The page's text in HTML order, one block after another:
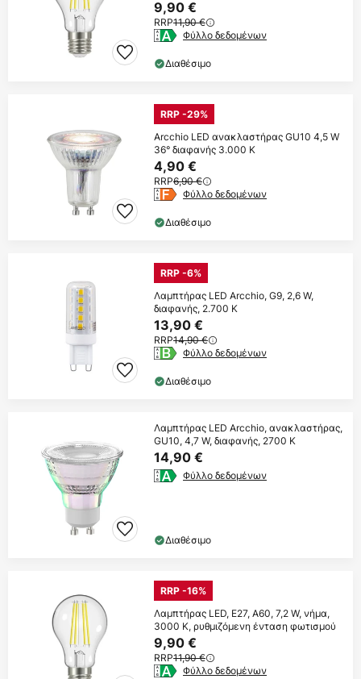
9,90 €
RRP11,90 €
Φύλλο δεδομένων
Διαθέσιμο
RRP -29%
Arcchio LED ανακλαστήρας GU10 4,5 W
36° διαφανής 3.000 K
4,90 €
RRP6,90 €
Φύλλο δεδομένων
Διαθέσιμο
RRP -6%
Λαμπτήρας LED Arcchio, G9, 2,6 W,
διαφανής, 2.700 K
13,90 €
RRP14,90 €
Φύλλο δεδομένων
Διαθέσιμο
Λαμπτήρας LED Arcchio, ανακλαστήρας,
GU10, 4,7 W, διαφανής, 2700 K
14,90 €
Φύλλο δεδομένων
Διαθέσιμο
RRP -16%
Λαμπτήρας LED, E27, A60, 7,2 W, νήμα,
3000 K, ρυθμιζόμενη ένταση φωτισμού
9,90 €
RRP11,90 €
Φύλλο δεδομένων